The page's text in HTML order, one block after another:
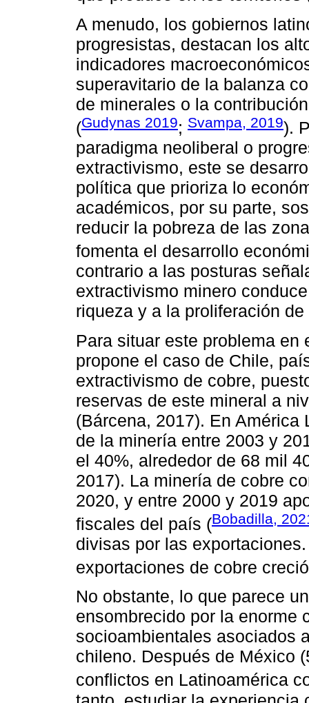
A menudo, los gobiernos
progresistas, destacan los
indicadores
superavitario de la balanza
de minerales o la
(Gudynas 2019; Svampa, 2019).
paradigma neoliberal o
extractivismo, este se
política que prioriza lo
académicos, por su parte,
reducir la pobreza de las
fomenta el desarrollo
contrario a las posturas
extractivismo minero
riqueza y a la proliferación
Para situar este problema
propone el caso de Chile,
extractivismo de cobre,
reservas de este mineral a
(Bárcena, 2017). En
de la minería entre 2003 y
el 40%, alrededor de 68 mil
2017). La minería de cobre
2020, y entre 2000 y 2019
fiscales del país (Bobadilla,
divisas por las
exportaciones de cobre
No obstante, lo que parece
ensombrecido por la enorme
socioambientales asociados
chileno. Después de México
conflictos en Latinoamérica